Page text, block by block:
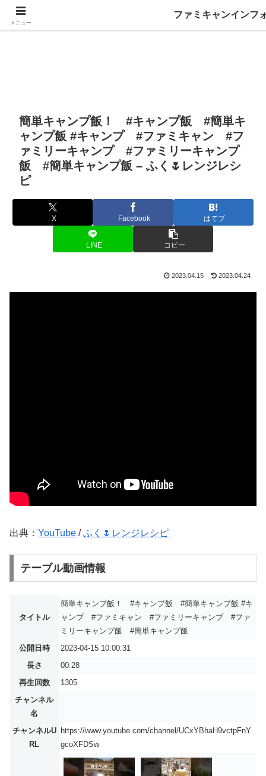
簡単キャンプ飯！ #キャンプ飯 #簡単キ
ャンプ飯 #キャンプ #ファミキャン #フ
ァミリーキャンプ #ファミリーキャンプ
飯 #簡単キャンプ飯 – ふく🌷レンジレシ
ピ
X Facebook はてブ
LINE コピー
2023.04.15 2023.04.24
出典： YouTube /ふく🌷レンジレシピ
テーブル動画情報
タイトル
簡単キャンプ飯！ #キャンプ飯 #簡単キャンプ飯 #キ
ャンプ #ファミキャン #ファミリーキャンプ #ファ
ミリーキャンプ飯 #簡単キャンプ飯
公開日時
2023-04-15 10:00:31
長さ
00:28
再生回数
1305
チャンネル
名
チャンネルU
RL
https://www.youtube.com/channel/UCxYBhaH9vctpFnY
gcoXFDSw
メニュー
ファミキャンインフ